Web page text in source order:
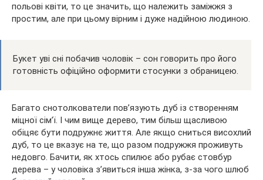
польові квіти, то це значить, що належить заміжжя з
простим, але при цьому вірним і дуже надійною людиною.
Букет уві сні побачив чоловік – сон говорить про його
готовність офіційно оформити стосунки з обраницею.
Багато снотолкователи пов’язують дуб із створенням
міцної сім’ї. І чим вище дерево, тим більш щасливою
обіцяє бути подружнє життя. Але якщо сниться висохлий
дуб, то це вказує на те, що разом подружжя проживуть
недовго. Бачити, як хтось спилює або рубає стовбур
дерева – у чоловіка з’явиться інша жінка, з-за чого шлюб